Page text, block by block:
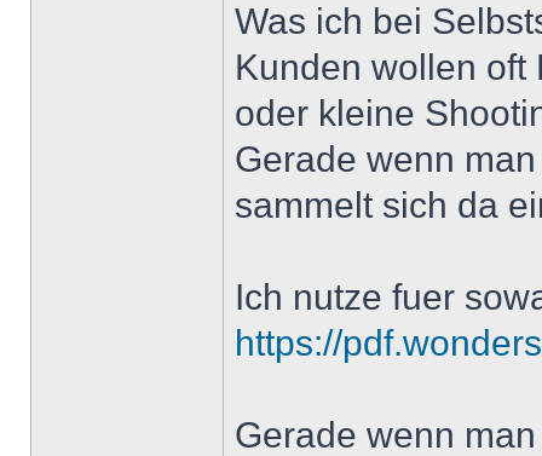
Was ich bei
Kunden wollen oft
oder kleine
Gerade wenn
sammelt sich da
Ich nutze fuer
https://
Gerade wenn